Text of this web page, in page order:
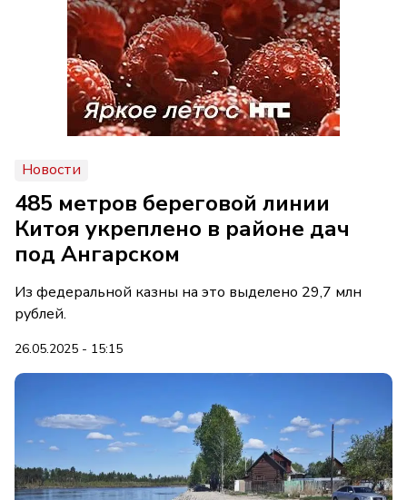
Новости
485 метров береговой линии
Китоя укреплено в районе дач
под Ангарском
Из федеральной казны на это выделено 29,7 млн
рублей.
26.05.2025 - 15:15